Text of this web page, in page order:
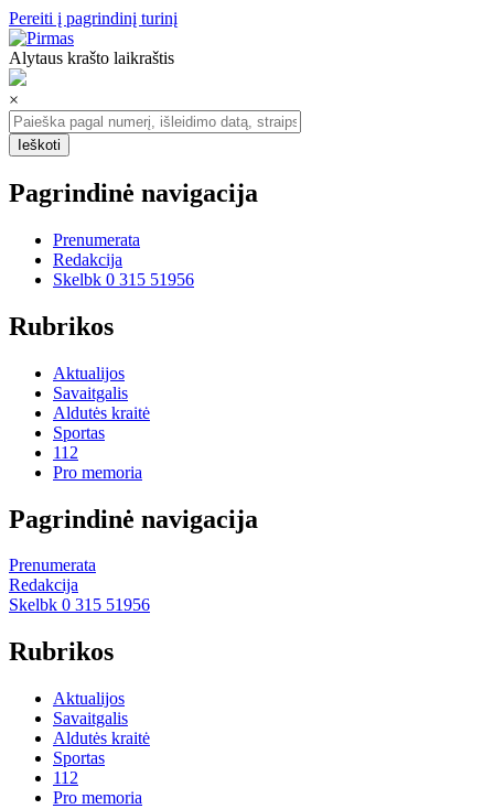
Pereiti į pagrindinį turinį
Alytaus krašto laikraštis
×
Pagrindinė navigacija
Prenumerata
Redakcija
Skelbk 0 315 51956
Rubrikos
Aktualijos
Savaitgalis
Aldutės kraitė
Sportas
112
Pro memoria
Pagrindinė navigacija
Prenumerata
Redakcija
Skelbk 0 315 51956
Rubrikos
Aktualijos
Savaitgalis
Aldutės kraitė
Sportas
112
Pro memoria